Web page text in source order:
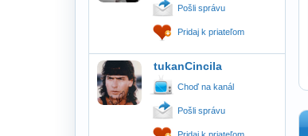
Pošli správu
Pridaj k priateľom
tukanCincila
Choď na kanál
Pošli správu